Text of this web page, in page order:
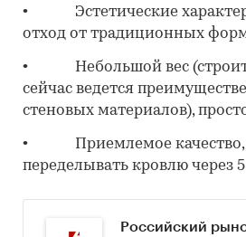
• Эстетические
отход от традиционных
• Небольшой вес
сейчас ведется
стеновых материалов),
• Приемлемое качество,
переделывать кровлю через
Российский